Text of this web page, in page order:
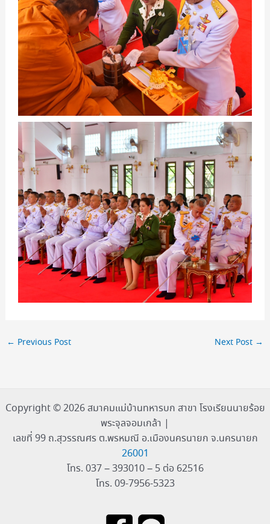
← Previous Post Next Post →
Copyright © 2026 สมาคมแม่บ้านทหารบก สาขา โรงเรียนนายร้อย
พระจุลจอมเกล้า |
เลขที่ 99 ถ.สุวรรณศร ต.พรหมณี อ.เมืองนครนายก จ.นครนายก
26001
โทร. 037 – 393010 – 5 ต่อ 62516
โทร. 09-7956-5323